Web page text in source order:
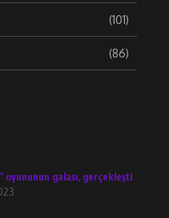
(101)
(86)
oyununun galası, gerçekleşti